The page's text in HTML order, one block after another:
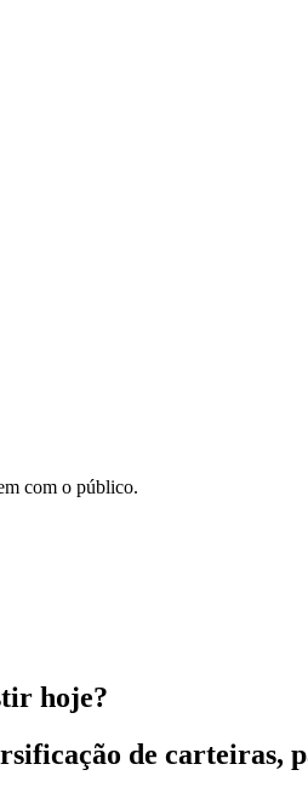
com o público.
hoje?
de carteiras,